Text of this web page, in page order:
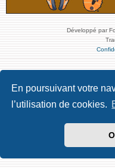
En poursuivant votre
l’utilisation de cookies.
Développé par